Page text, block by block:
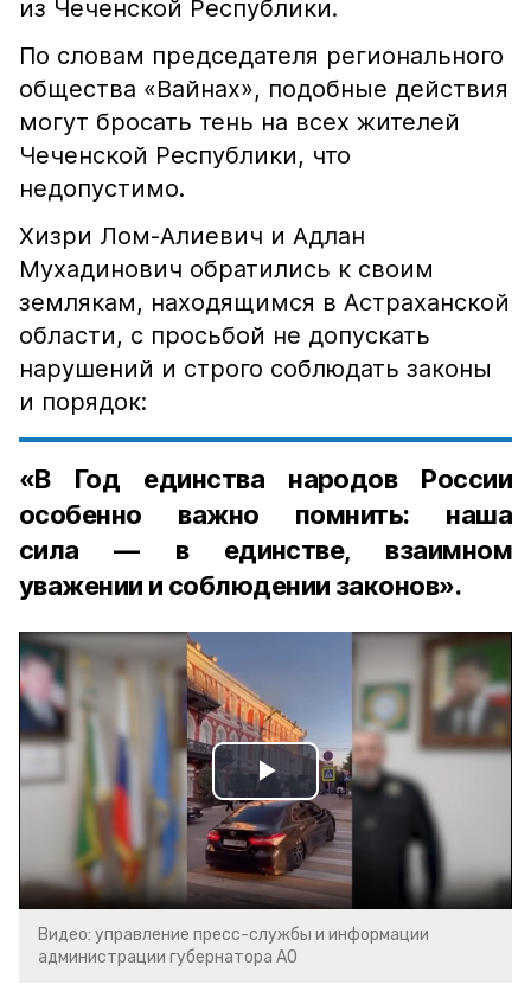
из Чеченской Республики.
По словам председателя регионального
общества «Вайнах», подобные действия
могут бросать тень на всех жителей
Чеченской Республики, что
недопустимо.
Хизри Лом-Алиевич и Адлан
Мухадинович обратились к своим
землякам, находящимся в Астраханской
области, с просьбой не допускать
нарушений и строго соблюдать законы
и порядок:
«В Год единства народов России
особенно важно помнить: наша
сила — в единстве, взаимном
уважении и соблюдении законов».
Play
Video
Видео: управление пресс-службы и информации
администрации губернатора АО